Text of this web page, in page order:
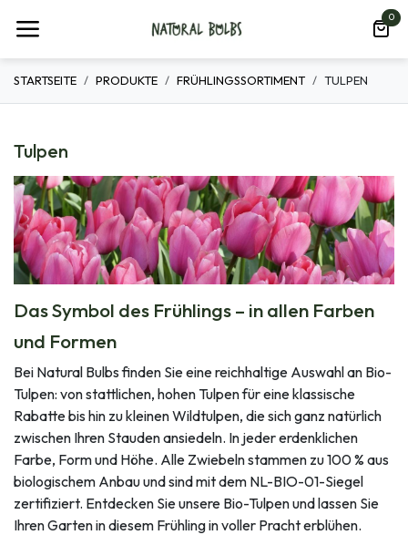
0
STARTSEITE PRODUKTE FRÜHLINGSSORTIMENT TULPEN
Tulpen
Das Symbol des Frühlings – in allen Farben
und Formen
Bei Natural Bulbs finden Sie eine reichhaltige Auswahl an Bio-
Tulpen: von stattlichen, hohen Tulpen für eine klassische
Rabatte bis hin zu kleinen Wildtulpen, die sich ganz natürlich
zwischen Ihren Stauden ansiedeln. In jeder erdenklichen
Farbe, Form und Höhe. Alle Zwiebeln stammen zu 100 % aus
biologischem Anbau und sind mit dem NL-BIO-01-Siegel
zertifiziert. Entdecken Sie unsere Bio-Tulpen und lassen Sie
Ihren Garten in diesem Frühling in voller Pracht erblühen.